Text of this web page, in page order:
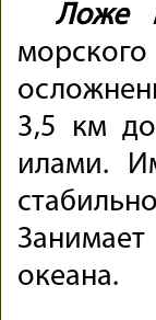
Ложе
3,5 км
илами.
океана.